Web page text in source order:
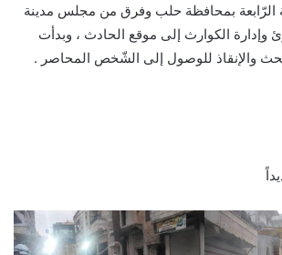
الرّابعة بمحافظة حلب وفرق من مجلس مدينة
وإدارة الكوارث إلى موقع الحادث ، وبدأت
والإنقاذ للوصول إلى الشّخص المحاصر .